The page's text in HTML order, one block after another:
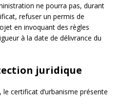
ne pourra pas, durant
refuser un permis de
en invoquant des règles
à la date de délivrance du
juridique
certificat d’urbanisme présente